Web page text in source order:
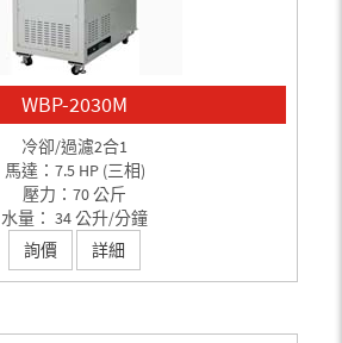
WBP-2030M
冷卻/過濾2合1
馬達：7.5 HP (三相)
壓力：70 公斤
水量： 34 公升/分鐘
詢價
詳細